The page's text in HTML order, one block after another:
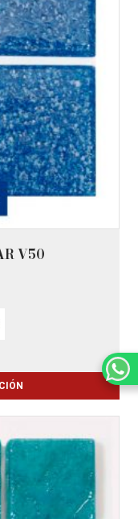
V50